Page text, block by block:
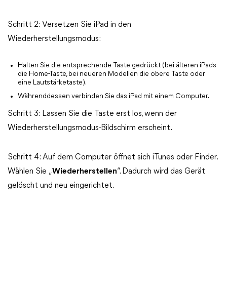
Schritt 2: Versetzen Sie iPad in den
Wiederherstellungsmodus:
Halten Sie die entsprechende Taste gedrückt (bei älteren iPads
die Home-Taste, bei neueren Modellen die obere Taste oder
eine Lautstärketaste).
Währenddessen verbinden Sie das iPad mit einem Computer.
Schritt 3: Lassen Sie die Taste erst los, wenn der
Wiederherstellungsmodus-Bildschirm erscheint.
Schritt 4: Auf dem Computer öffnet sich iTunes oder Finder.
Wählen Sie „Wiederherstellen“. Dadurch wird das Gerät
gelöscht und neu eingerichtet.